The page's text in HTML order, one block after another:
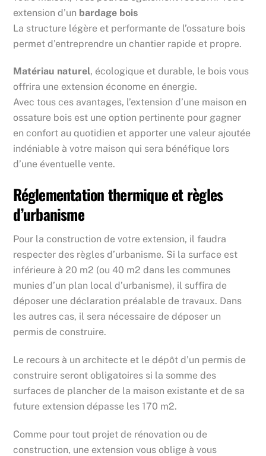
extension d’un bardage bois
La structure légère et performante de l’ossature bois
permet d’entreprendre un chantier rapide et propre.
Matériau naturel, écologique et durable, le bois vous
offrira une extension économe en énergie.
Avec tous ces avantages, l’extension d’une maison en
ossature bois est une option pertinente pour gagner
en confort au quotidien et apporter une valeur ajoutée
indéniable à votre maison qui sera bénéfique lors
d’une éventuelle vente.
Réglementation thermique et règles
d’urbanisme
Pour la construction de votre extension, il faudra
respecter des règles d’urbanisme. Si la surface est
inférieure à 20 m2 (ou 40 m2 dans les communes
munies d’un plan local d’urbanisme), il suffira de
déposer une déclaration préalable de travaux. Dans
les autres cas, il sera nécessaire de déposer un
permis de construire.
Le recours à un architecte et le dépôt d’un permis de
construire seront obligatoires si la somme des
surfaces de plancher de la maison existante et de sa
future extension dépasse les 170 m2.
Comme pour tout projet de rénovation ou de
construction, une extension vous oblige à vous